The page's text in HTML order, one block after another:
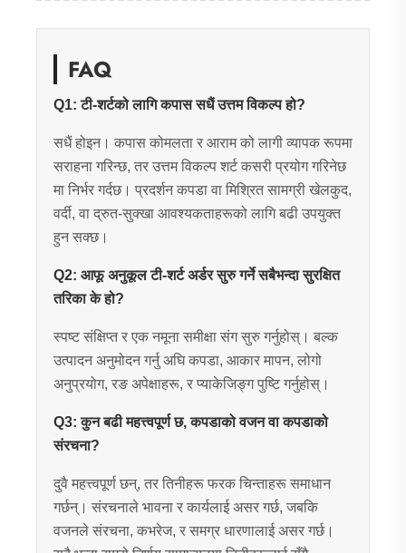
FAQ
Q1: टी-शर्टको लागि कपास सधैं उत्तम विकल्प हो?
सधैं होइन। कपास कोमलता र आराम को लागी व्यापक रूपमा
सराहना गरिन्छ, तर उत्तम विकल्प शर्ट कसरी प्रयोग गरिनेछ
मा निर्भर गर्दछ। प्रदर्शन कपडा वा मिश्रित सामग्री खेलकुद,
वर्दी, वा द्रुत-सुक्खा आवश्यकताहरूको लागि बढी उपयुक्त
हुन सक्छ।
Q2: आफू अनुकूल टी-शर्ट अर्डर सुरु गर्ने सबैभन्दा सुरक्षित
तरिका के हो?
स्पष्ट संक्षिप्त र एक नमूना समीक्षा संग सुरु गर्नुहोस्। बल्क
उत्पादन अनुमोदन गर्नु अघि कपडा, आकार मापन, लोगो
अनुप्रयोग, रङ अपेक्षाहरू, र प्याकेजिङ्ग पुष्टि गर्नुहोस्।
Q3: कुन बढी महत्त्वपूर्ण छ, कपडाको वजन वा कपडाको
संरचना?
दुवै महत्त्वपूर्ण छन्, तर तिनीहरू फरक चिन्ताहरू समाधान
गर्छन्। संरचनाले भावना र कार्यलाई असर गर्छ, जबकि
वजनले संरचना, कभरेज, र समग्र धारणालाई असर गर्छ।